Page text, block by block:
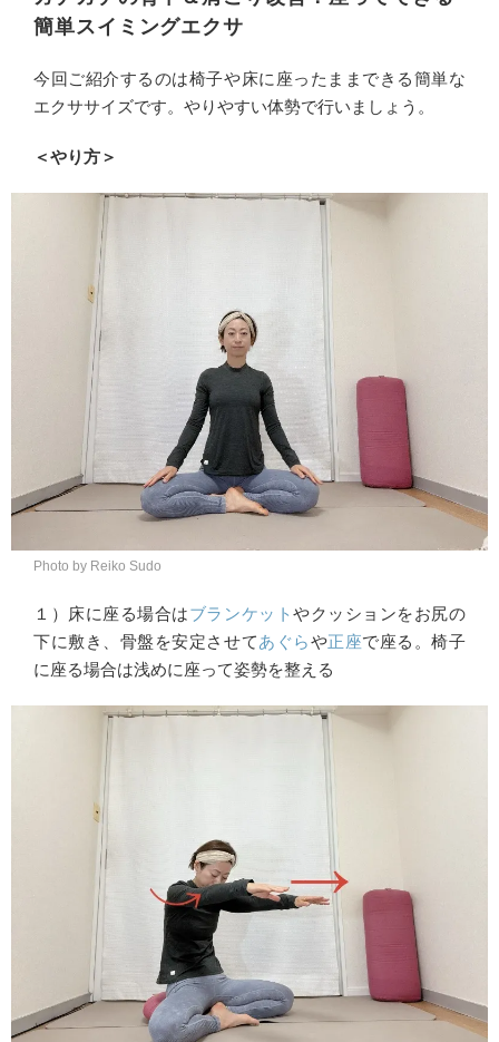
簡単スイミングエクサ
今回ご紹介するのは椅子や床に座ったままできる簡単な
エクササイズです。やりやすい体勢で行いましょう。
＜やり方＞
Photo by Reiko Sudo
１）床に座る場合はブランケットやクッションをお尻の
下に敷き、骨盤を安定させてあぐらや正座で座る。椅子
に座る場合は浅めに座って姿勢を整える